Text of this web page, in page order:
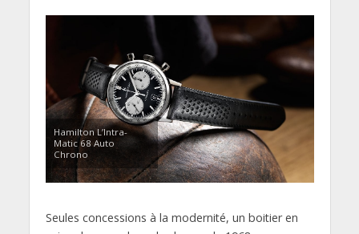
Hamilton L’Intra-
Matic 68 Auto
Chrono
Seules concessions à la modernité, un boitier en